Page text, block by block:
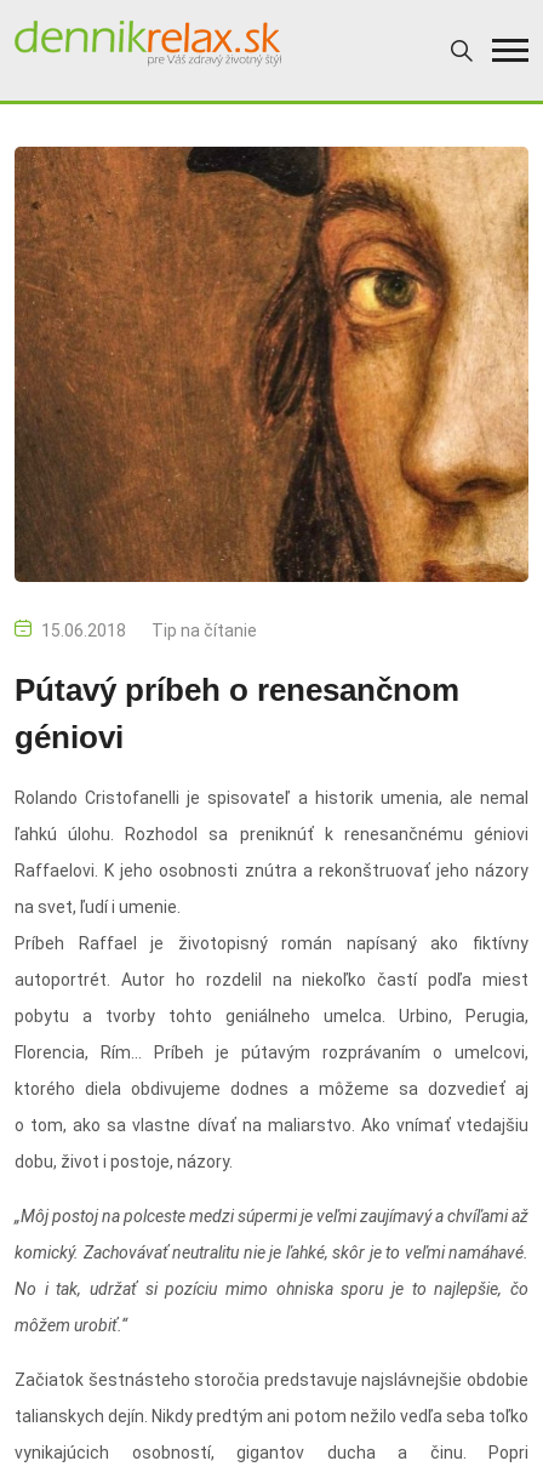
15.06.2018 Tip na čítanie
Pútavý príbeh o renesančnom
géniovi
Rolando Cristofanelli je spisovateľ a historik umenia, ale nemal
ľahkú úlohu. Rozhodol sa preniknúť k renesančnému géniovi
Raffaelovi. K jeho osobnosti znútra a rekonštruovať jeho názory
na svet, ľudí i umenie.
Príbeh Raffael je životopisný román napísaný ako fiktívny
autoportrét. Autor ho rozdelil na niekoľko častí podľa miest
pobytu a tvorby tohto geniálneho umelca. Urbino, Perugia,
Florencia, Rím... Príbeh je pútavým rozprávaním o umelcovi,
ktorého diela obdivujeme dodnes a môžeme sa dozvedieť aj
o tom, ako sa vlastne dívať na maliarstvo. Ako vnímať vtedajšiu
dobu, život i postoje, názory.
„Môj postoj na polceste medzi súpermi je veľmi zaujímavý a chvíľami až
komický. Zachovávať neutralitu nie je ľahké, skôr je to veľmi namáhavé.
No i tak, udržať si pozíciu mimo ohniska sporu je to najlepšie, čo
môžem urobiť.“
Začiatok šestnásteho storočia predstavuje najslávnejšie obdobie
talianskych dejín. Nikdy predtým ani potom nežilo vedľa seba toľko
vynikajúcich osobností, gigantov ducha a činu. Popri